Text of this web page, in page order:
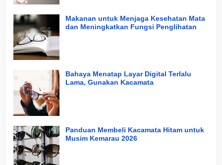
Makanan untuk Menjaga Kesehatan Mata
dan Meningkatkan Fungsi Penglihatan
Bahaya Menatap Layar Digital Terlalu
Lama, Gunakan Kacamata
Panduan Membeli Kacamata Hitam untuk
Musim Kemarau 2026